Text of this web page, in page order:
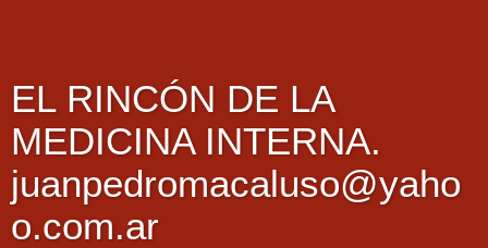
EL RINCÓN DE LA
MEDICINA INTERNA.
juanpedromacaluso@yaho
o.com.ar